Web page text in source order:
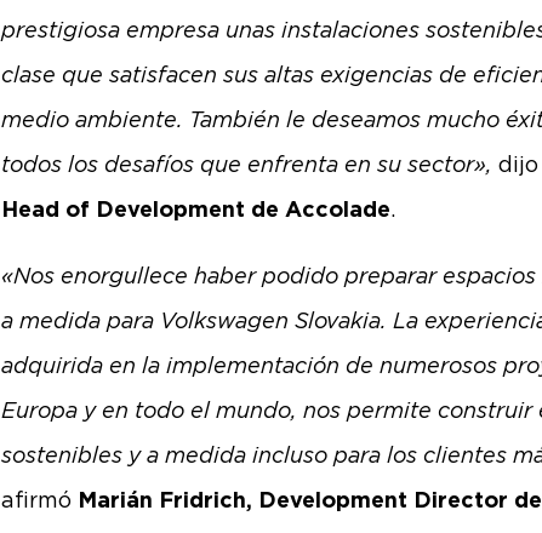
prestigiosa empresa unas instalaciones
clase que satisfacen sus altas exigencias de
medio ambiente. También le deseamos mucho
todos los desafíos que enfrenta en su sector», dijo
Head of Development de Accolade.
«Nos enorgullece haber podido preparar
a medida para Volkswagen Slovakia. La
adquirida en la implementación de numerosos
Europa y en todo el mundo, nos permite construir
sostenibles y a medida incluso para los clientes
afirmó Marián Fridrich, Development Director